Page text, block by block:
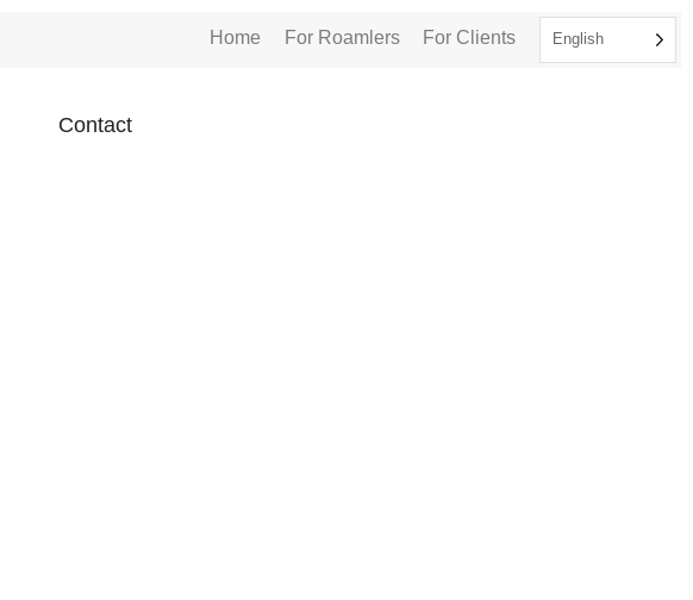
Home For Roamlers For Clients English
Contact